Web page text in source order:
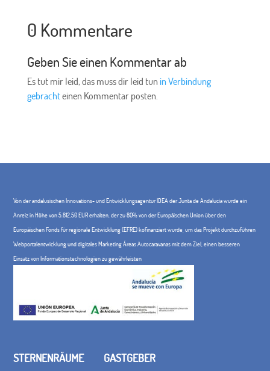
0 Kommentare
Geben Sie einen Kommentar ab
Es tut mir leid, das muss dir leid tun in Verbindung
gebrachteinen Kommentar posten.
Von der andalusischen Innovations- und Entwicklungsagentur IDEA der Junta de Andalucía wurde ein
Anreiz in Höhe von 5.812,50 EUR erhalten, der zu 80% von der Europäischen Union über den
Europäischen Fonds für regionale Entwicklung (EFRE) kofinanziert wurde, um das Projekt durchzuführen
Webportalentwicklung und digitales Marketing Áreas Autocaravanas mit dem Ziel, einen besseren
Einsatz von Informationstechnologien zu gewährleisten
STERNENRÄUME GASTGEBER